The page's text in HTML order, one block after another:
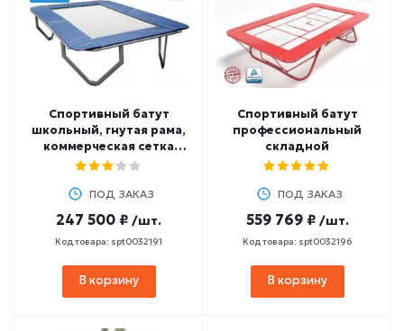
Спортивный батут
школьный, гнутая рама,
коммерческая сетка
AirJet
ПОД ЗАКАЗ
247 500 ₽ /шт.
Код товара: spt0032191
В корзину
Спортивный батут
профессиональный
складной
ПОД ЗАКАЗ
559 769 ₽ /шт.
Код товара: spt0032196
В корзину